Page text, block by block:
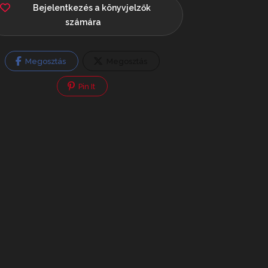
Bejelentkezés a könyvjelzők
számára
Megosztás
Pin It